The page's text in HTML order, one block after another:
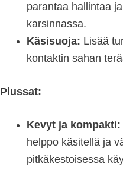
parantaa hallintaa
karsinnassa.
Käsisuoja: Lisää
kontaktin sahan
Plussat:
Kevyt ja kompakti:
helppo käsitellä ja
pitkäkestoisessa